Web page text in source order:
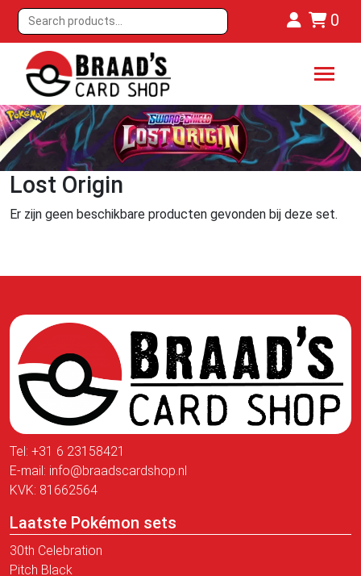
0
Lost Origin
Er zijn geen beschikbare producten gevonden bij deze set.
Tel: +31 6 23158421
E-mail: info@braadscardshop.nl
KVK: 81662564
Laatste Pokémon sets
30th Celebration
Pitch Black